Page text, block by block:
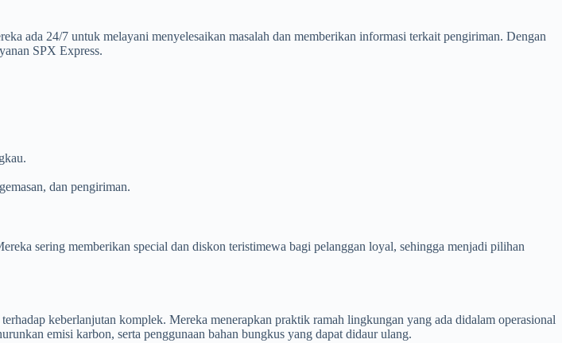
ada 24/7 untuk melayani menyelesaikan masalah dan memberikan informasi terkait pengiriman. Dengan
SPX Express.
dan pengiriman.
sering memberikan special dan diskon teristimewa bagi pelanggan loyal, sehingga menjadi pilihan
keberlanjutan komplek. Mereka menerapkan praktik ramah lingkungan yang ada didalam operasional
emisi karbon, serta penggunaan bahan bungkus yang dapat didaur ulang.